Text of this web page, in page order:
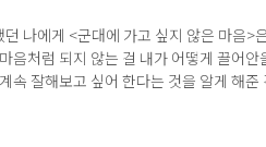
나에게 <군대에 가고 싶지 않은 마음>
음처럼 되지 않는 걸 내가 어떻게 끌어
속 잘해보고 싶어 한다는 것을 알게 해준